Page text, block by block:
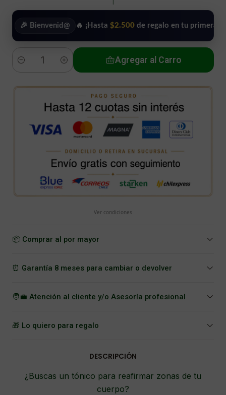
Bienvenid@ 🔥 ¡Hasta$2.500de regalo en tu primera compra!
Cantidad
Agregar al Carro
Ver condiciones
📦 Comprar al por mayor
⏰ Garantía 8 meses para cambiar o devolver
🧑‍💼 Atención al cliente y/o Asesoría profesional
🎁 Lo quiero para regalo
DESCRIPCIÓN
¿Buscas un tónico para reafirmar zonas de tu
cuerpo?